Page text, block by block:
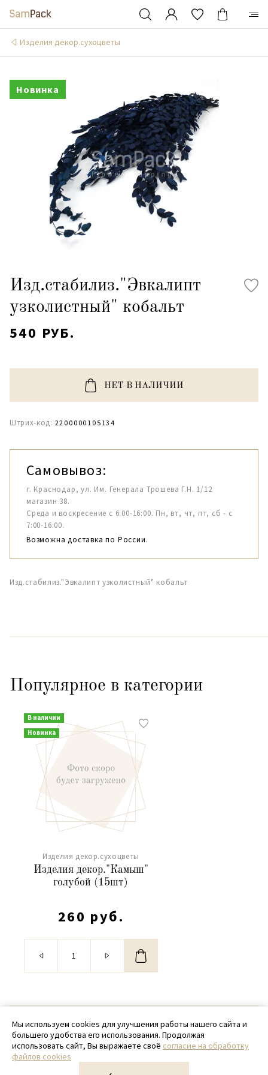
Изделия декор.сухоцветы
Новинка
Изд.стабилиз."Эвкалипт
узколистный" кобальт
540 РУБ.
НЕТ В НАЛИЧИИ
Штрих-код: 2200000105134
Самовывоз:
г. Краснодар, ул. Им. Генерала Трошева Г.Н. 1/12
магазин 38.
Среда и воскресение с 6:00-16:00. Пн, вт, чт, пт, сб - с
7:00-16:00.
Возможна доставка по России.
Изд.стабилиз."Эвкалипт узколистный" кобальт
Популярное в категории
В наличии
Новинка
Изделия декор.сухоцветы
Изделия декор."Камыш"
голубой (15шт)
260 руб.
© 2020 - 2026 SamPack
+ 7 (918) 699-97-87
zakaz@sampack.store
Мы используем cookies для улучшения работы нашего сайта и
большего удобства его использования. Продолжая
использовать сайт, Вы выражаете своё согласие на обработку
файлов cookies